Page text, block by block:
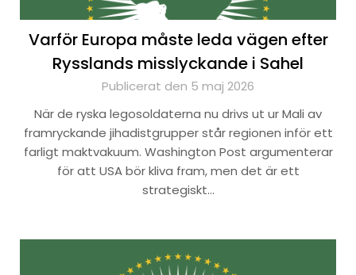
Varför Europa måste leda vägen efter
Rysslands misslyckande i Sahel
Publicerat den 5 maj 2026
När de ryska legosoldaterna nu drivs ut ur Mali av
framryckande jihadistgrupper står regionen inför ett
farligt maktvakuum. Washington Post argumenterar
för att USA bör kliva fram, men det är ett
strategiskt…